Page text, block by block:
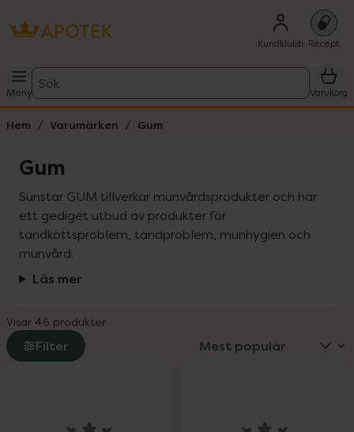
Kundklubb Recept
Meny
Sök
Varukorg
Hem Varumärken Gum
Gum
Sunstar GUM tillverkar munvårdsprodukter och har
ett gediget utbud av produkter för
tandköttsproblem, tandproblem, munhygien och
munvård.
Läs mer
Visar 46 produkter
Filter